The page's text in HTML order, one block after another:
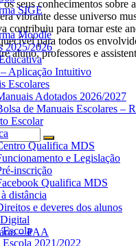
SIGE
Moodle
2025/2026
Aplicação Intuitivo
Escolares
Adotados 2026/2027
de Manuais Escolares –
Escolar
Qualifica MDS
e Legislação
inscrição
Qualifica MDS
distância
e deveres dos alunos
– PAA
seus conhecimentos sobre
vibrante desse universo
contribuiu para tornar este
para todos os
aluno, professores e
Escola
2021/2022